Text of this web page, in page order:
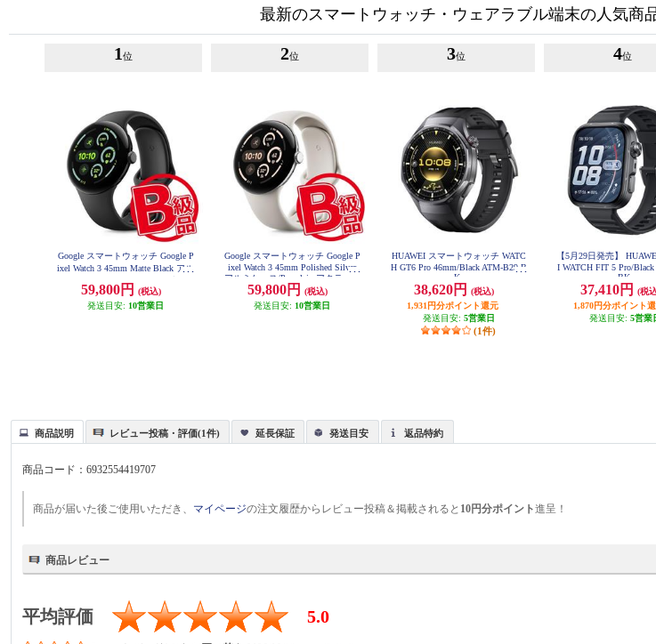
最新のスマートウォッチ・ウェアラブル端末の人気商
1 位
Google スマートウォッチ Google P
ixel Watch 3 45mm Matte Black アル
ド Wi-Fiモデル GA05785US
59,800円
(税込)
発送目安: 10営業日
2位
Google スマートウォッチ Google P
ixel Watch 3 45mm Polished Silver
アルミケース/Porcelain アクティブ
バンド Wi-Fiモデル GA05736US
59,800円
(税込)
発送目安: 10営業日
3位
HUAWEI スマートウォッチ WATC
H GT6 Pro 46mm/Black ATM-B29-B
K
38,620円
(税込)
1,931円分ポイント還元
発送目安: 5営業日
(1件)
4位
【5月29日発売】
I WATCH FIT 5 Pro/Black
BK
37,410円
(税
1,870円分ポイント
発送目安: 5営業
商品説明 レビュー投稿・評価(1件) 延長保証 発送目安 返品特約
商品コード：6932554419707
商品が届いた後ご使用いただき、 マイページの注文履歴からレビュー投稿＆掲載されると 10円分ポイント進呈！
商品レビュー
平均評価 5.0